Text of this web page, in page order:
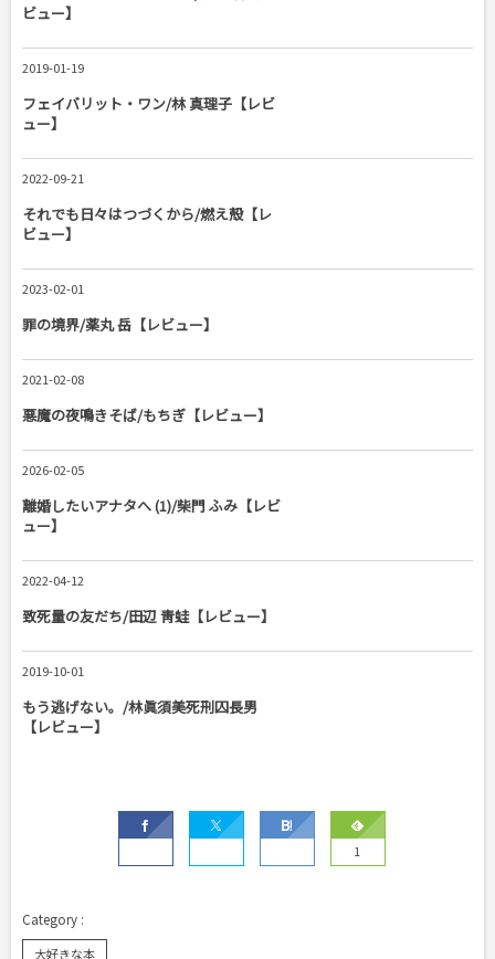
ビュー】
2019-01-19
フェイバリット・ワン/林 真理子【レビ
ュー】
2022-09-21
それでも日々はつづくから/燃え殻【レ
ビュー】
2023-02-01
罪の境界/薬丸 岳【レビュー】
2021-02-08
悪魔の夜鳴きそば/もちぎ【レビュー】
2026-02-05
離婚したいアナタへ (1)/柴門 ふみ【レビ
ュー】
2022-04-12
致死量の友だち/田辺 靑蛙【レビュー】
2019-10-01
もう逃げない。/林眞須美死刑囚長男
【レビュー】
1
大好きな本